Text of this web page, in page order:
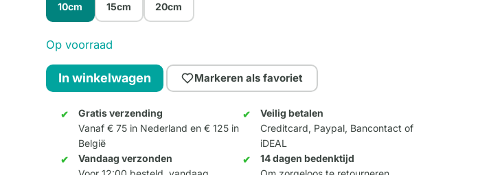
10cm 15cm 20cm
Op voorraad
Jasmine
10cm
aantal
In winkelwagen Markeren als favoriet
Gratis verzending
Vanaf € 75 in Nederland en € 125 in
België
Veilig betalen
Creditcard, Paypal, Bancontact of
iDEAL
Vandaag verzonden
14 dagen bedenktijd